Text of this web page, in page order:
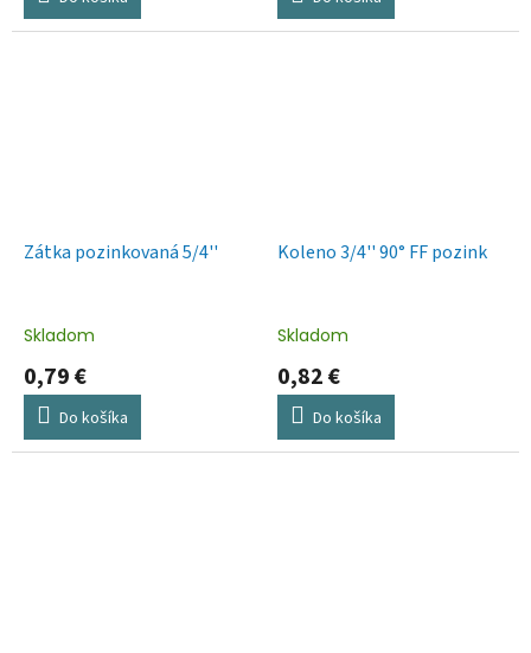
Zátka pozinkovaná 5/4''
Skladom
0,79 €
Do košíka
Koleno 3/4'' 90° FF pozink
Skladom
0,82 €
Do košíka